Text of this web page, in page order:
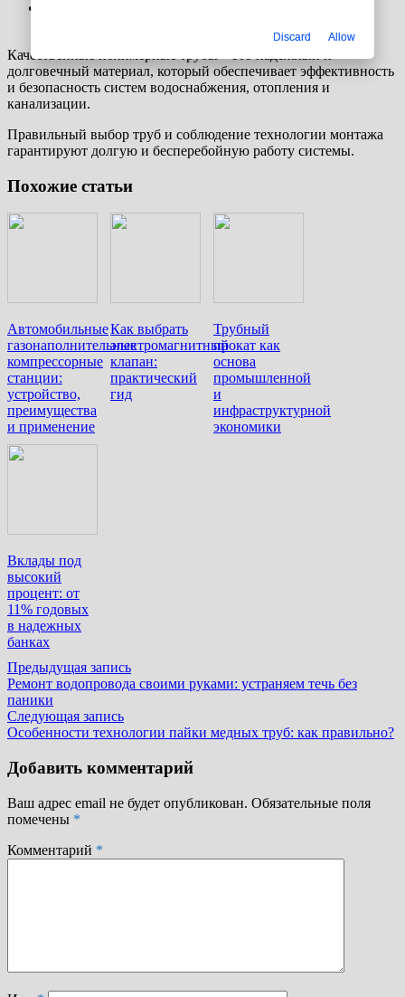
Качественные полимерные трубы – это надежный и
долговечный материал, который обеспечивает эффективность
и безопасность систем водоснабжения, отопления и
канализации.
Правильный выбор труб и соблюдение технологии монтажа
гарантируют долгую и бесперебойную работу системы.
Похожие статьи
Автомобильные
газонаполнительные
компрессорные
станции:
устройство,
преимущества
и применение
Как выбрать
электромагнитный
клапан:
практический
гид
Трубный
прокат как
основа
промышленной
и
инфраструктурной
экономики
Вклады под
высокий
процент: от
11% годовых
в надежных
банках
Навигация
по
записям
Предыдущая записьПредыдущая
запись:
Ремонт водопровода своими руками: устраняем течь без
паники
Следующая записьСледующая
запись:
Особенности технологии пайки медных труб: как правильно?
Добавить комментарий
Ваш адрес email не будет опубликован. Обязательные поля
помечены *
Комментарий *
Discard Allow